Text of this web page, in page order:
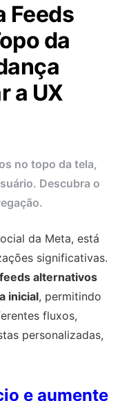
Feeds
da
a UX
no topo da tela,
Descubra o
da Meta, está
significativas.
feeds alternativos
inicial, permitindo
fluxos,
personalizadas,
e aumente